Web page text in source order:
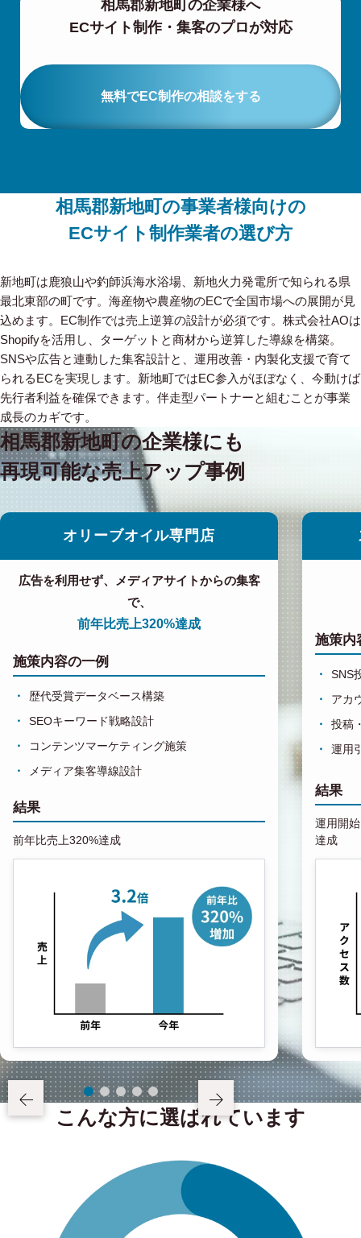
相馬郡新地町の企業様へ
ECサイト制作・集客のプロが対応
無料でEC制作の相談をする
相馬郡新地町の事業者様向けの
ECサイト制作業者の選び方
新地町は鹿狼山や釣師浜海水浴場、新地火力発電所で知られる県
最北東部の町です。海産物や農産物のECで全国市場への展開が見
込めます。EC制作では売上逆算の設計が必須です。株式会社AOは
Shopifyを活用し、ターゲットと商材から逆算した導線を構築。
SNSや広告と連動した集客設計と、運用改善・内製化支援で育て
られるECを実現します。新地町ではEC参入がほぼなく、今動けば
先行者利益を確保できます。伴走型パートナーと組むことが事業
成長のカギです。
相馬郡新地町の企業様にも
再現可能な売上アップ事例
オリーブオイル専門店
広告を利用せず、メディアサイトからの集客
で、
前年比売上320%達成
施策内容の一例
歴代受賞データベース構築
SEOキーワード戦略設計
コンテンツマーケティング施策
メディア集客導線設計
結果
前年比売上320%達成
施策内
SNS
アカ
投稿
運用
結果
運用開
達成
こんな方に選ばれています